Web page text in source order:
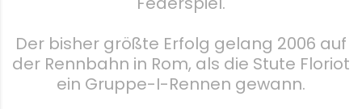
Der bisher größte Erfolg gelang 2006 auf
der Rennbahn in Rom, als die Stute Floriot
ein Gruppe-I-Rennen gewann.